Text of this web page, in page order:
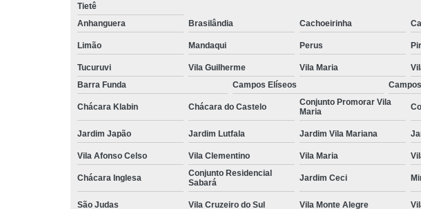
Tietê
Anhanguera
Brasilândia Cachoeirinha
Limão Mandaqui Perus
Tucuruvi Vila Guilherme Vila Maria
Barra Funda
Campos Elíseos
Chácara Klabin Chácara do Castelo
Conjunto Promorar Vila
Maria
Jardim Japão Jardim Lutfala Jardim Vila Mariana
Vila Afonso Celso Vila Clementino Vila Maria
Chácara Inglesa
Conjunto Residencial
Sabará
Jardim Ceci
São Judas Vila Cruzeiro do Sul Vila Monte Alegre